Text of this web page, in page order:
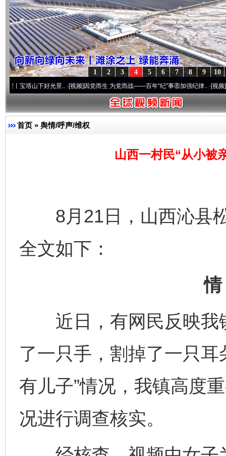
10
9
8
7
6
5
4
3
2
1
下好光景..·[视频]因党而生 为党而战——百年“纪”事⑧加强纪律..·[视频]牢记初心使
首页 » 舆情/呼声/维权
山西一村民“从小被
8月21日，山西沁县松
全文如下：
情
近日，有网民反映我
了一只手，割掉了一只
有儿子”情况，我镇高度
况进行调查核实。